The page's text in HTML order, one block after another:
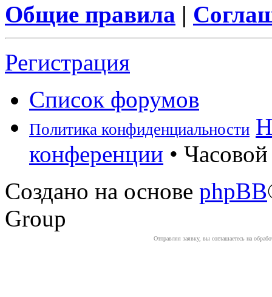
Общие правила |
Регистрация
Список форумов
Политика конфиденциальности
конференции •
Создано на основе phpBB
Group
Отправляя заявку, вы соглашаетесь на